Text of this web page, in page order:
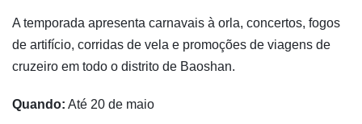
A temporada apresenta carnavais à orla, concertos, fogos
de artifício, corridas de vela e promoções de viagens de
cruzeiro em todo o distrito de Baoshan.
Quando: Até 20 de maio